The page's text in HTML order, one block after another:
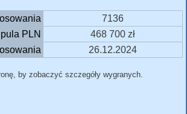
7136
PLN
468 700 zł
26.12.2024
by zobaczyć szczegóły wygranych.